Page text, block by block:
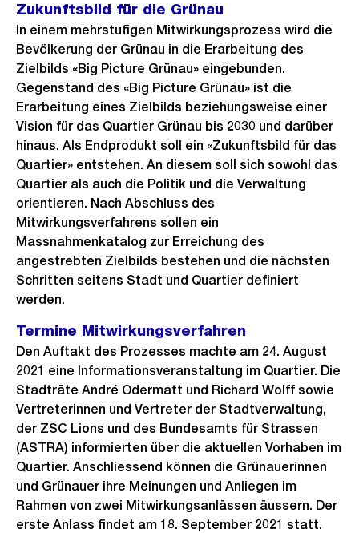
Zukunftsbild für die Grünau
In einem mehrstufigen Mitwirkungsprozess wird die
Bevölkerung der Grünau in die Erarbeitung des
Zielbilds «Big Picture Grünau» eingebunden.
Gegenstand des «Big Picture Grünau» ist die
Erarbeitung eines Zielbilds beziehungsweise einer
Vision für das Quartier Grünau bis 2030 und darüber
hinaus. Als Endprodukt soll ein «Zukunftsbild für das
Quartier» entstehen. An diesem soll sich sowohl das
Quartier als auch die Politik und die Verwaltung
orientieren. Nach Abschluss des
Mitwirkungsverfahrens sollen ein
Massnahmenkatalog zur Erreichung des
angestrebten Zielbilds bestehen und die nächsten
Schritten seitens Stadt und Quartier definiert
werden.
Termine Mitwirkungsverfahren
Den Auftakt des Prozesses machte am 24. August
2021 eine Informationsveranstaltung im Quartier. Die
Stadträte André Odermatt und Richard Wolff sowie
Vertreterinnen und Vertreter der Stadtverwaltung,
der ZSC Lions und des Bundesamts für Strassen
(ASTRA) informierten über die aktuellen Vorhaben im
Quartier. Anschliessend können die Grünauerinnen
und Grünauer ihre Meinungen und Anliegen im
Rahmen von zwei Mitwirkungsanlässen äussern. Der
erste Anlass findet am 18. September 2021 statt.